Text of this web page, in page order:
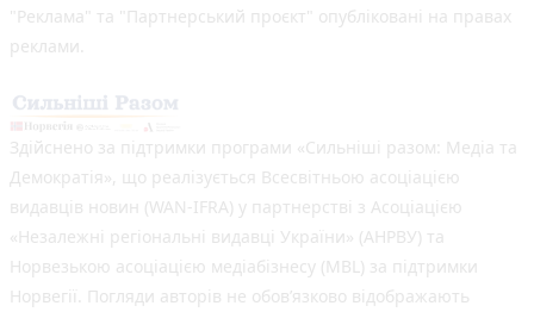
"Реклама" та "Партнерський проєкт" опубліковані на правах
реклами.
Здійснено за підтримки програми «Сильніші разом: Медіа та
Демократія», що реалізується Всесвітньою асоціацією
видавців новин (WAN-IFRA) у партнерстві з Асоціацією
«Незалежні регіональні видавці України» (АНРВУ) та
Норвезькою асоціацією медіабізнесу (MBL) за підтримки
Норвегії. Погляди авторів не обов’язково відображають